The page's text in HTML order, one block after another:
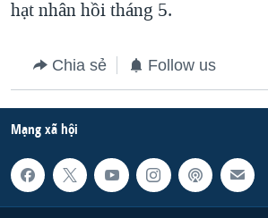
hạt nhân hồi tháng 5.
Chia sẻ Follow us
Mạng xã hội